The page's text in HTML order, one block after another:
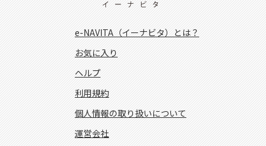
e-NAVITA（イーナビタ）とは？
お気に入り
ヘルプ
利用規約
個人情報の取り扱いについて
運営会社